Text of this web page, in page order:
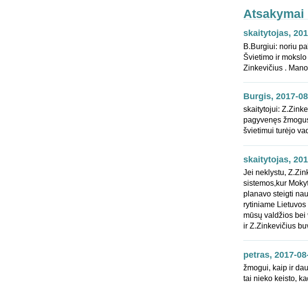
Atsakymai
skaitytojas,
B.Burgiui: noriu
Švietimo ir
Zinkevičius .
Burgis, 2017-
skaitytojui:
pagyvenęs
švietimui turėjo
skaitytojas,
Jei neklystu,
sistemos,kur
planavo steigti
rytiniame
mūsų valdžios
ir Z.Zinkevičius
petras, 2017-
žmogui, kaip ir
tai nieko keisto,